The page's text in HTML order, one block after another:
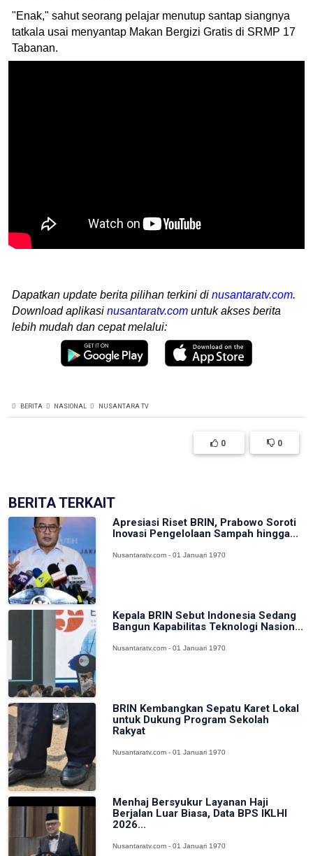
"Enak," sahut seorang pelajar menutup santap siangnya
tatkala usai menyantap Makan Bergizi Gratis di SRMP 17
Tabanan.
Dapatkan update berita pilihan terkini di nusantaratv.com.
Download aplikasi nusantaratv.com untuk akses berita
lebih mudah dan cepat melalui:
BERITA NASIONAL NUSANTARA TV
0 0
BERITA TERKAIT
Apresiasi Riset BRIN, Prabowo Soroti
Inovasi Pengelolaan Sampah hingga...
Nusantaratv.com - 01 Januari 1970
Kepala BRIN Sebut Indonesia Sedang
Bangun Kapabilitas Teknologi Nasion...
Nusantaratv.com - 01 Januari 1970
BRIN Kembangkan Sepatu Karet Lokal
untuk Dukung Program Sekolah
Rakyat
Nusantaratv.com - 01 Januari 1970
Menhaj Bersyukur Layanan Haji
Berjalan Luar Biasa, Data BPS IKLHI
2026...
Nusantaratv.com - 01 Januari 1970